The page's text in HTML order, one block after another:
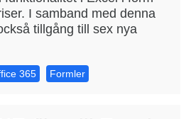
I samband med denna
tillgång till sex nya
365 Formler